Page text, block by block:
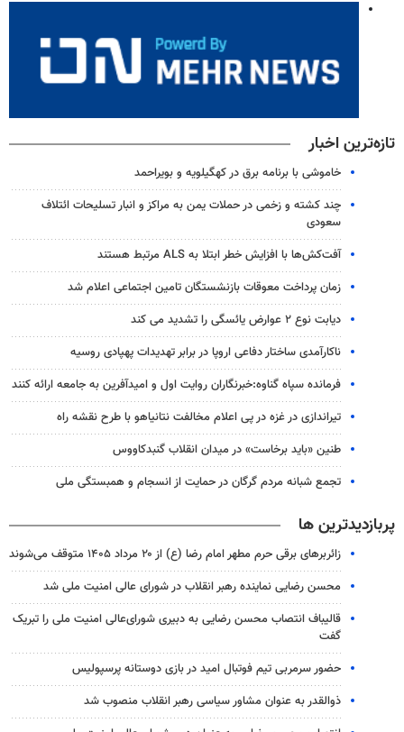
تازه‌ترین اخبار
خاموشی با برنامه برق در کهگیلویه و بویراحمد
چند کشته و زخمی در حملات یمن به مراکز و انبار تسلیحات ائتلاف
سعودی
آفت‌کش‌ها با افزایش خطر ابتلا به ALS مرتبط هستند
زمان پرداخت معوقات بازنشستگان تامین اجتماعی اعلام شد
دیابت نوع ۲ عوارض یائسگی را تشدید می کند
ناکارآمدی ساختار دفاعی اروپا در برابر تهدیدات پهپادی روسیه
فرمانده سپاه گناوه:خبرنگاران روایت اول و امیدآفرین به جامعه ارائه کنند
تیراندازی در غزه در پی اعلام مخالفت نتانیاهو با طرح نقشه راه
طنین «باید برخاست» در میدان انقلاب گنبدکاووس
تجمع شبانه مردم گرگان در حمایت از انسجام و همبستگی ملی
پربازدیدترین ها
زائربرهای برقی حرم مطهر امام رضا (ع) از ۲۰ مرداد ۱۴۰۵ متوقف می‌شوند
محسن رضایی نماینده رهبر انقلاب در شورای عالی امنیت ملی شد
قالیباف انتصاب محسن رضایی به دبیری شورای‌عالی امنیت ملی را تبریک
گفت
حضور سرمربی تیم فوتبال امید در بازی دوستانه پرسپولیس
ذوالقدر به عنوان مشاور سیاسی رهبر انقلاب منصوب شد